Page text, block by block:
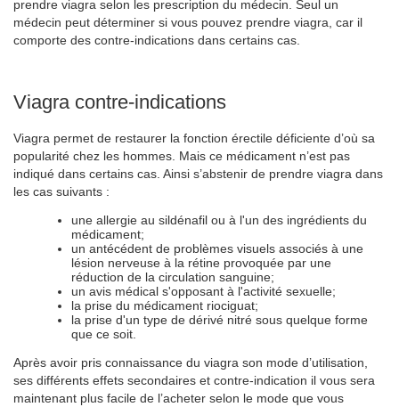
prendre viagra selon les prescription du médecin. Seul un
médecin peut déterminer si vous pouvez prendre viagra, car il
comporte des contre-indications dans certains cas.
Viagra contre-indications
Viagra permet de restaurer la fonction érectile déficiente d’où sa
popularité chez les hommes. Mais ce médicament n’est pas
indiqué dans certains cas. Ainsi s’abstenir de prendre viagra dans
les cas suivants :
une allergie au sildénafil ou à l'un des ingrédients du
médicament;
un antécédent de problèmes visuels associés à une
lésion nerveuse à la rétine provoquée par une
réduction de la circulation sanguine;
un avis médical s'opposant à l'activité sexuelle;
la prise du médicament riociguat;
la prise d'un type de dérivé nitré sous quelque forme
que ce soit.
Après avoir pris connaissance du viagra son mode d’utilisation,
ses différents effets secondaires et contre-indication il vous sera
maintenant plus facile de l’acheter selon le mode que vous